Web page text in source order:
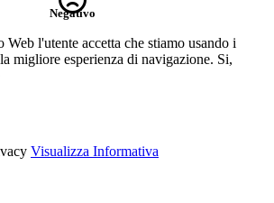
Negativo
l'utente accetta che stiamo usando i
migliore esperienza di navigazione. Si,
Visualizza Informativa